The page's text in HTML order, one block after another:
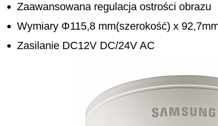
Zaawansowana regulacja ostrości obrazu
Wymiary Φ115,8 mm(szerokość) x
Zasilanie DC12V DC/24V AC